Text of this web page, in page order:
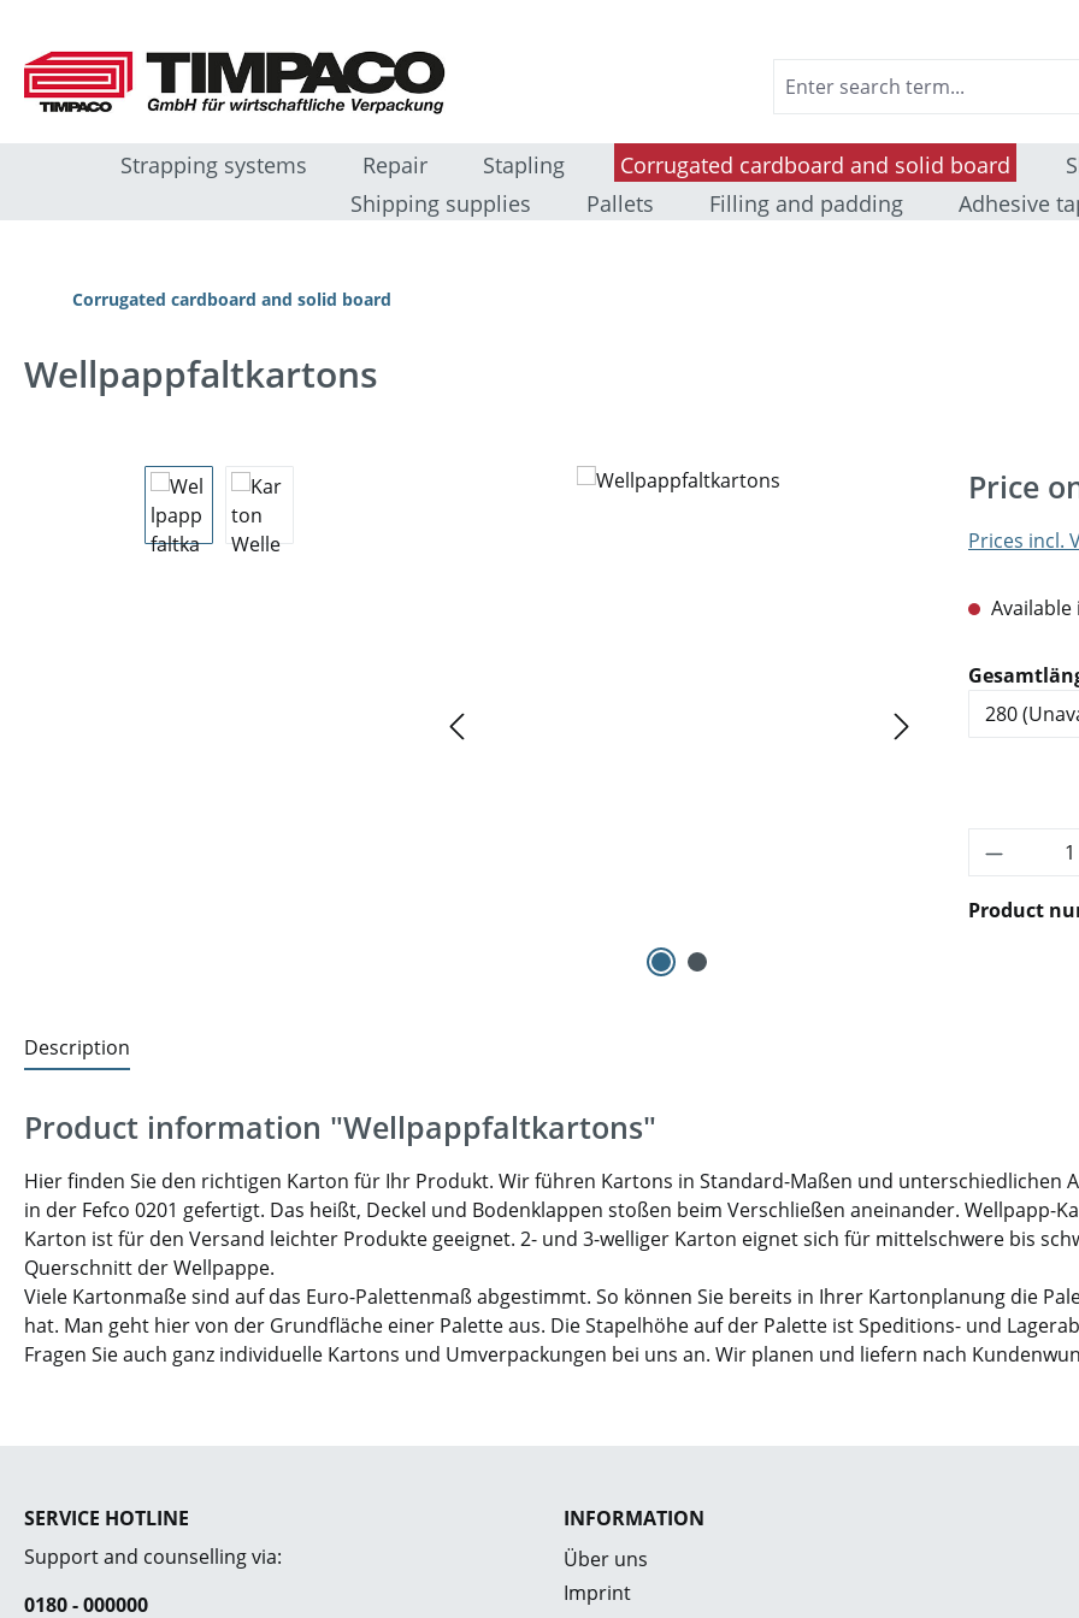
Strapping systems Repair Stapling Corrugated cardboard and solid board
Shipping supplies
Pallets Filling and padding Adhesive
Corrugated cardboard and solid board
Wellpappfaltkartons
Skip image gallery Price
Prices incl.
Available
Select
Product
Description
Product information "Wellpappfaltkartons"
Hier finden Sie den richtigen Karton für Ihr Produkt. Wir führen Kartons in Standard-Maßen und unterschiedlichen
in der Fefco 0201 gefertigt. Das heißt, Deckel und Bodenklappen stoßen beim Verschließen aneinander.
Karton ist für den Versand leichter Produkte geeignet. 2- und 3-welliger Karton eignet sich für mittelschwere bis
Querschnitt der Wellpappe.
Viele Kartonmaße sind auf das Euro-Palettenmaß abgestimmt. So können Sie bereits in Ihrer Kartonplanung die
hat. Man geht hier von der Grundfläche einer Palette aus. Die Stapelhöhe auf der Palette ist Speditions- und
Fragen Sie auch ganz individuelle Kartons und Umverpackungen bei uns an. Wir planen und liefern nach
SERVICE HOTLINE
Support and counselling via:
0180 - 000000
INFORMATION
Über uns
Imprint